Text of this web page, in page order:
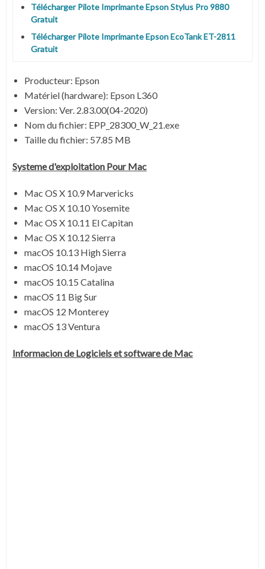
Télécharger Pilote Imprimante Epson Stylus Pro 9880
Gratuit
Télécharger Pilote Imprimante Epson EcoTank ET-2811
Gratuit
Producteur: Epson
Matériel (hardware): Epson L360
Version: Ver. 2.83.00(04-2020)
Nom du fichier: EPP_28300_W_21.exe
Taille du fichier: 57.85 MB
Systeme d'exploitation Pour Mac
Mac OS X 10.9 Marvericks
Mac OS X 10.10 Yosemite
Mac OS X 10.11 El Capitan
Mac OS X 10.12 Sierra
macOS 10.13 High Sierra
macOS 10.14 Mojave
macOS 10.15 Catalina
macOS 11 Big Sur
macOS 12 Monterey
macOS 13 Ventura
Informacion de Logiciels et software de Mac